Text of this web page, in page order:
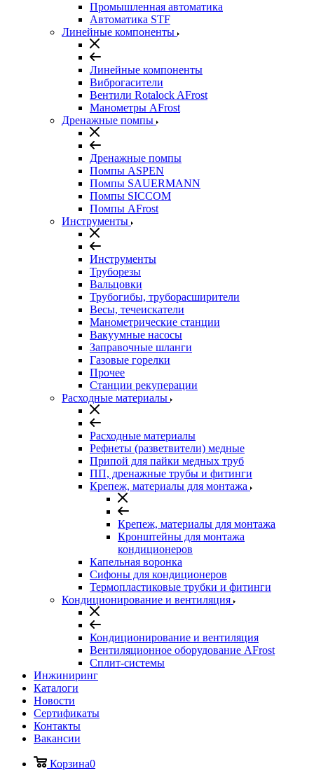
Промышленная автоматика
Автоматика STF
Линейные компоненты
Линейные компоненты
Виброгасители
Вентили Rotalock AFrost
Манометры AFrost
Дренажные помпы
Дренажные помпы
Помпы ASPEN
Помпы SAUERMANN
Помпы SICCOM
Помпы AFrost
Инструменты
Инструменты
Труборезы
Вальцовки
Трубогибы, труборасширители
Весы, течеискатели
Манометрические станции
Вакуумные насосы
Заправочные шланги
Газовые горелки
Прочее
Станции рекуперации
Расходные материалы
Расходные материалы
Рефнеты (разветвители) медные
Припой для пайки медных труб
ПП, дренажные трубы и фитинги
Крепеж, материалы для монтажа
Крепеж, материалы для монтажа
Кронштейны для монтажа
кондиционеров
Капельная воронка
Сифоны для кондиционеров
Термопластиковые трубки и фитинги
Кондиционирование и вентиляция
Кондиционирование и вентиляция
Вентиляционное оборудование AFrost
Сплит-системы
Инжиниринг
Каталоги
Новости
Сертификаты
Контакты
Вакансии
Корзина0